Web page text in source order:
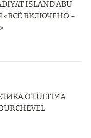
ISLAND ABU
«ВСЁ ВКЛЮЧЕНО –
ОТ ULTIMA